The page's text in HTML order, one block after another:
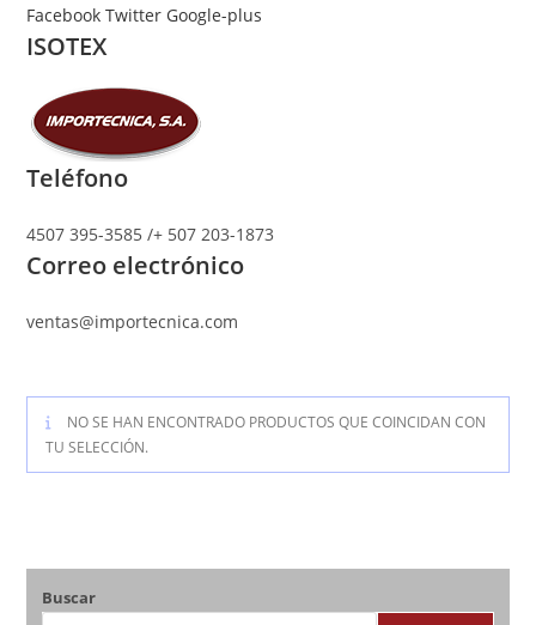
FacebookTwitter Google-plus
ISOTEX
Teléfono
4507 395-3585 /+ 507 203-1873
Correo electrónico
ventas@importecnica.com
NO SE HAN ENCONTRADO PRODUCTOS QUE COINCIDAN CON
TU SELECCIÓN.
Buscar